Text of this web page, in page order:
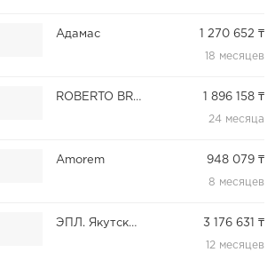
Адамас 1 270 652 ₸
18 месяцев
ROBERTO BRAVO 1 896 158 ₸
24 месяца
Amorem 948 079 ₸
8 месяцев
ЭПЛ. Якутские бриллианты 3 176 631 ₸
12 месяцев